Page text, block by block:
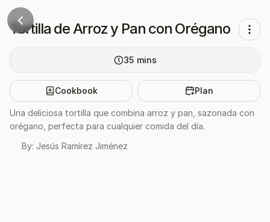
Tortilla de Arroz y Pan con Orégano
35 mins
Cookbook Plan
Una deliciosa tortilla que combina arroz y pan, sazonada con
orégano, perfecta para cualquier comida del día.
By: Jesús Ramírez Jiménez